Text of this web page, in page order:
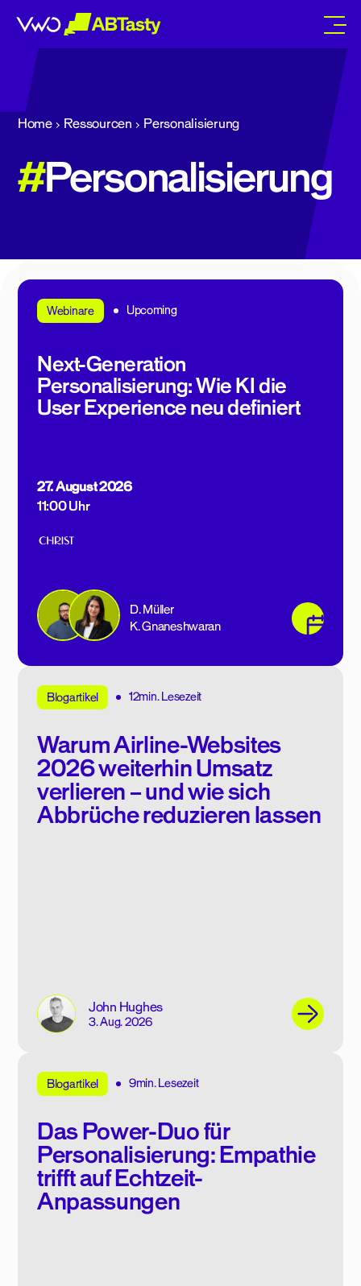
abtasty
Home Ressourcen Personalisierung
#Personalisierung
Webinare Upcoming
Next-Generation
Personalisierung: Wie KI die
User Experience neu definiert
27. August 2026
11:00 Uhr
D. Müller
K. Gnaneshwaran
Blogartikel 12min. Lesezeit
Warum Airline-Websites
2026 weiterhin Umsatz
verlieren – und wie sich
Abbrüche reduzieren lassen
John Hughes
3. Aug. 2026
Blogartikel 9min. Lesezeit
Das Power-Duo für
Personalisierung: Empathie
trifft auf Echtzeit-
Anpassungen